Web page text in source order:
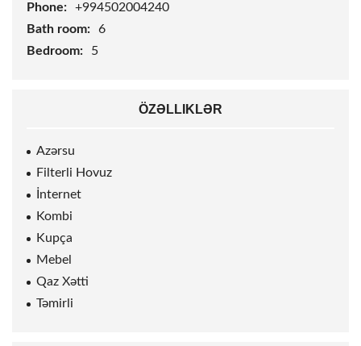
Phone:
+994502004240
Bath room:
6
Bedroom:
5
ÖZƏLLIKLƏR
Azərsu
Filterli Hovuz
İnternet
Kombi
Kupça
Mebel
Qaz Xətti
Təmirli